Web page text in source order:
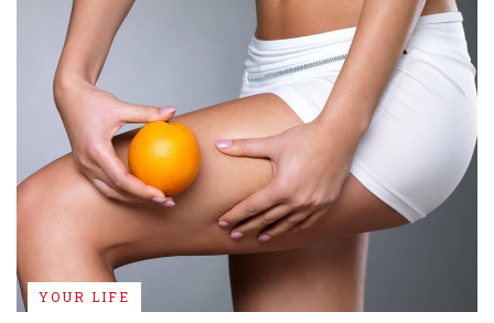
YOUR LIFE